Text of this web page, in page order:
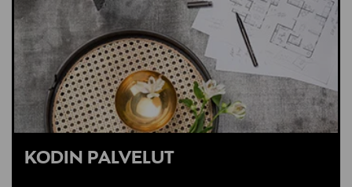
KODIN PALVELUT